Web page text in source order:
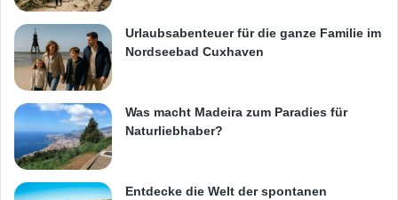
Urlaubsabenteuer für die ganze Familie im
Nordseebad Cuxhaven
Was macht Madeira zum Paradies für
Naturliebhaber?
Entdecke die Welt der spontanen